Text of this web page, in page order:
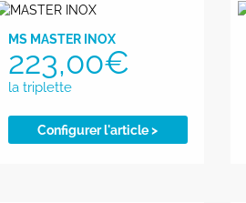
MS MASTER INOX
223,00€
Configurer l'article >